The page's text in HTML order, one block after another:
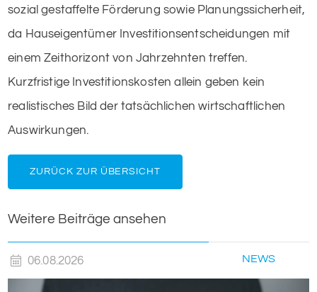
sozial gestaffelte Förderung sowie Planungssicherheit,
da Hauseigentümer Investitionsentscheidungen mit
einem Zeithorizont von Jahrzehnten treffen.
Kurzfristige Investitionskosten allein geben kein
realistisches Bild der tatsächlichen wirtschaftlichen
Auswirkungen.
ZURÜCK ZUR ÜBERSICHT
Weitere Beiträge ansehen
06.08.2026 NEWS